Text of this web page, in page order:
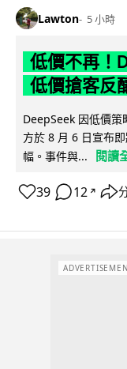
Lawton 5 小時
低價不再！
低價搶客反
DeepSeek 因低價策
方於 8 月 6 日宣布
幅。事件與...
閱讀
39 12 ↗